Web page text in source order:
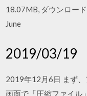
18.07MB, ダウンロード
June
2019/03/19
2019年12月6日 まず
画面で「圧縮ファイル